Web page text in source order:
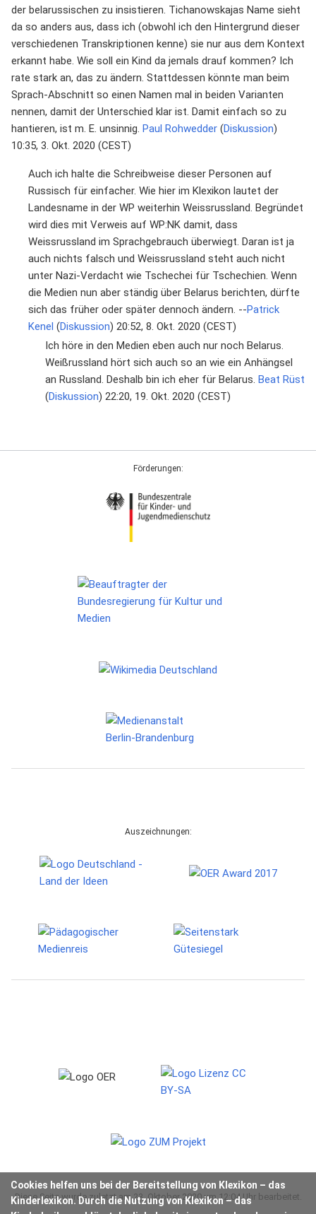
der belarussischen zu insistieren. Tichanowskajas Name sieht
da so anders aus, dass ich (obwohl ich den Hintergrund dieser
verschiedenen Transkriptionen kenne) sie nur aus dem Kontext
erkannt habe. Wie soll ein Kind da jemals drauf kommen? Ich
rate stark an, das zu ändern. Stattdessen könnte man beim
Sprach-Abschnitt so einen Namen mal in beiden Varianten
nennen, damit der Unterschied klar ist. Damit einfach so zu
hantieren, ist m. E. unsinnig. Paul Rohwedder (Diskussion)
10:35, 3. Okt. 2020 (CEST)
Auch ich halte die Schreibweise dieser Personen auf
Russisch für einfacher. Wie hier im Klexikon lautet der
Landesname in der WP weiterhin Weissrussland. Begründet
wird dies mit Verweis auf WP:NK damit, dass
Weissrussland im Sprachgebrauch überwiegt. Daran ist ja
auch nichts falsch und Weissrussland steht auch nicht
unter Nazi-Verdacht wie Tschechei für Tschechien. Wenn
die Medien nun aber ständig über Belarus berichten, dürfte
sich das früher oder später dennoch ändern. --Patrick
Kenel (Diskussion) 20:52, 8. Okt. 2020 (CEST)
Ich höre in den Medien eben auch nur noch Belarus.
Weißrussland hört sich auch so an wie ein Anhängsel
an Russland. Deshalb bin ich eher für Belarus. Beat Rüst
(Diskussion) 22:20, 19. Okt. 2020 (CEST)
Cookies helfen uns bei der Bereitstellung von Klexikon – das
Kinderlexikon. Durch die Nutzung von Klexikon – das
Förderungen:
Auszeichnungen:
Diese Seite wurde zuletzt am 23. Oktober 2020 um 12:04 Uhr bearbeitet.